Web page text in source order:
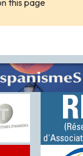
this page